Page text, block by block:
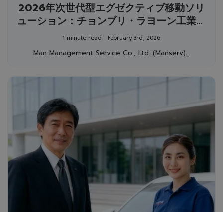
2026年次世代型エグゼクティブ移動ソリ
ューション：チョンブリ・ラヨーン工業団
地向け「運転手付きマンスリーレンタカー
サービス」
1 minute read February 3rd, 2026
Man Management Service Co., Ltd. (Manserv)...